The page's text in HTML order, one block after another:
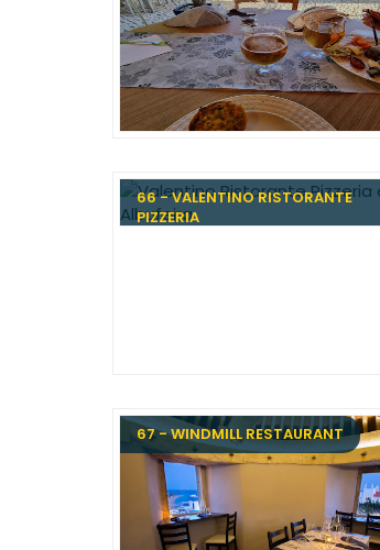
66 - VALENTINO RISTORANTE
PIZZERIA
67 - WINDMILL RESTAURANT